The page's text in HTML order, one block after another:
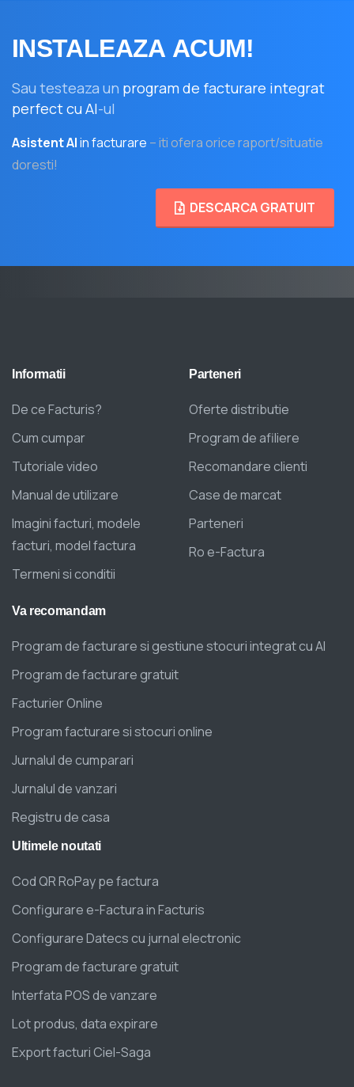
INSTALEAZA ACUM!
Sau testeaza un program de facturare integrat
perfect cu AI-ul
Asistent AIin facturare – iti ofera orice raport/situatie
doresti!
DESCARCA GRATUIT
Informatii
De ce Facturis?
Cum cumpar
Tutoriale video
Manual de utilizare
Imagini facturi, modele
facturi, model factura
Termeni si conditii
Parteneri
Oferte distributie
Program de afiliere
Recomandare clienti
Case de marcat
Parteneri
Ro e-Factura
Va recomandam
Program de facturare si gestiune stocuri integrat cu AI
Program de facturare gratuit
Facturier Online
Program facturare si stocuri online
Jurnalul de cumparari
Jurnalul de vanzari
Registru de casa
Ultimele noutati
Cod QR RoPay pe factura
Configurare e-Factura in Facturis
Configurare Datecs cu jurnal electronic
Program de facturare gratuit
Interfata POS de vanzare
Lot produs, data expirare
Export facturi Ciel-Saga